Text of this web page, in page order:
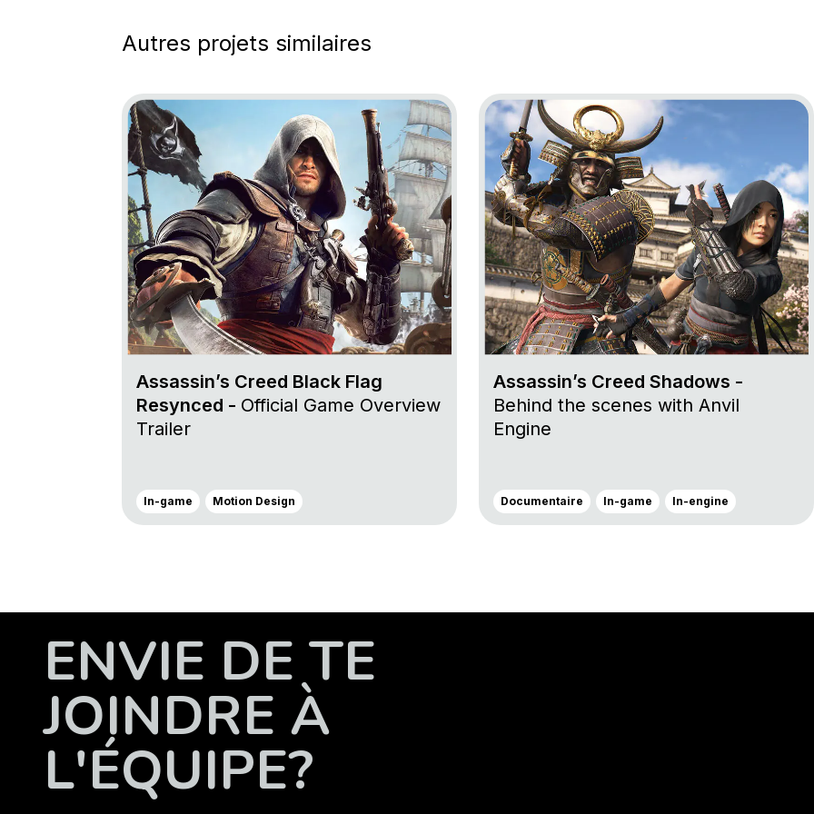
Autres projets similaires
Go to project Assassin’s Creed Black Flag Resynced
Assassin’s Creed Black Flag
Resynced - Official Game Overview
Trailer
In-game Motion Design
Go to project Assassin’s Creed Shadows
Assassin’s Creed Shadows -
Behind the scenes with Anvil
Engine
Documentaire In-game In-engine
ENVIE DE TE
JOINDRE À
L'ÉQUIPE?